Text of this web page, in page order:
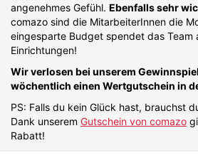
angenehmes Gefühl. Ebenfalls sehr
comazo sind die MitarbeiterInnen die
eingesparte Budget spendet das Team
Einrichtungen!
Wir verlosen bei unserem
wöchentlich einen Wertgutschein in
PS: Falls du kein Glück hast, brauchst
Dank unserem Gutschein von comazo
Rabatt!